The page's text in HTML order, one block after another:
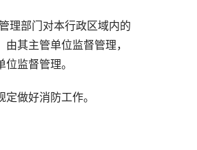
理部门对本行政区域内的
其主管单位监督管理，
监督管理。
做好消防工作。